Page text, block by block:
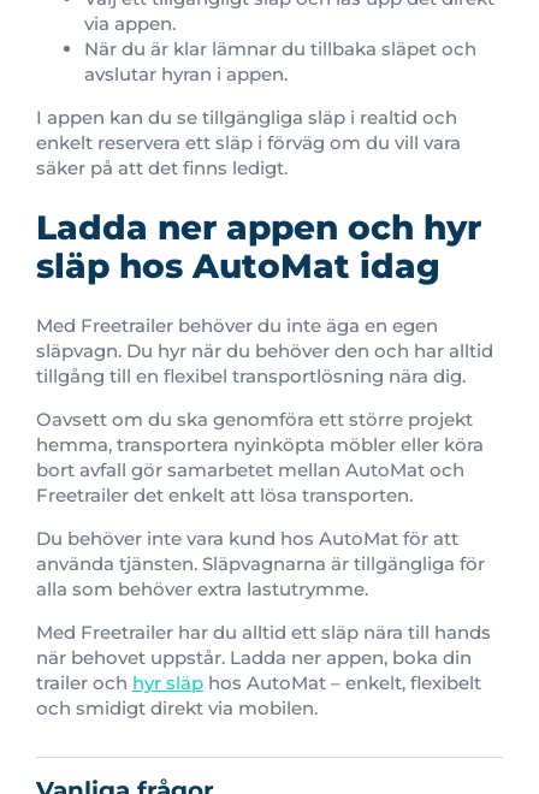
via appen.
När du är klar lämnar du tillbaka släpet och
avslutar hyran i appen.
I appen kan du se tillgängliga släp i realtid och
enkelt reservera ett släp i förväg om du vill vara
säker på att det finns ledigt.
Ladda ner appen och hyr
släp hos AutoMat idag
Med Freetrailer behöver du inte äga en egen
släpvagn. Du hyr när du behöver den och har alltid
tillgång till en flexibel transportlösning nära dig.
Oavsett om du ska genomföra ett större projekt
hemma, transportera nyinköpta möbler eller köra
bort avfall gör samarbetet mellan AutoMat och
Freetrailer det enkelt att lösa transporten.
Du behöver inte vara kund hos AutoMat för att
använda tjänsten. Släpvagnarna är tillgängliga för
alla som behöver extra lastutrymme.
Med Freetrailer har du alltid ett släp nära till hands
när behovet uppstår. Ladda ner appen, boka din
trailer och hyr släp hos AutoMat – enkelt, flexibelt
och smidigt direkt via mobilen.